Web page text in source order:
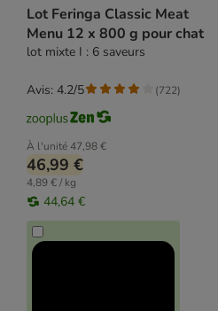
Lot Feringa Classic Meat
Menu 12 x 800 g pour chat
lot mixte I : 6 saveurs
À l'unité47,98 €
46,99 €
4,89 € / kg
44,64 €
Avis: 4.2/5 (722)